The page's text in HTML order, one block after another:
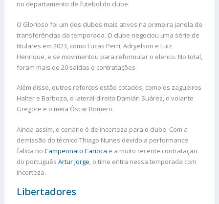
no departamento de futebol do clube.
O Glorioso foi um dos clubes mais ativos na primeira janela de
transferências da temporada. O clube negociou uma série de
titulares em 2023, como Lucas Perri, Adryelson e Luiz
Henrique, e se movimentou para reformular o elenco. No total,
foram mais de 20 saídas e contratações.
Além disso, outros reforços estão cotados, como os zagueiros
Halter e Barboza, o lateral-direito Damián Suárez, o volante
Gregore e o meia Óscar Romero.
Ainda assim, o cenário é de incerteza para o clube. Com a
demissão do técnico Thiago Nunes devido a performance
falida no Campeonato Carioca e a muito recente contratação
do português Artur Jorge, o time entra nessa temporada com
incerteza.
Libertadores